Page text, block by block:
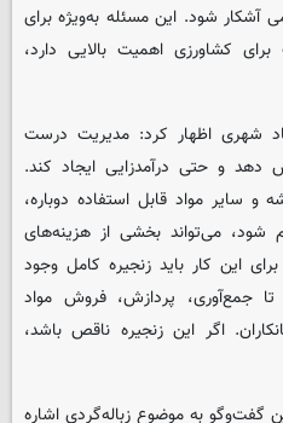
شود. این مسئله به‌ویژه برای
کشاورزی اهمیت بالایی دارد،
شهری اظهار کرد: مدیریت درست
دهد و حتی درآمدزایی ایجاد کند.
و سایر مواد قابل استفاده دوباره،
می‌تواند بخشی از هزینه‌های
این کار باید زنجیره کامل وجود
جمع‌آوری، پردازش، فروش مواد
اگر این زنجیره ناقص باشد،
به موضوع زباله‌گردی اشاره